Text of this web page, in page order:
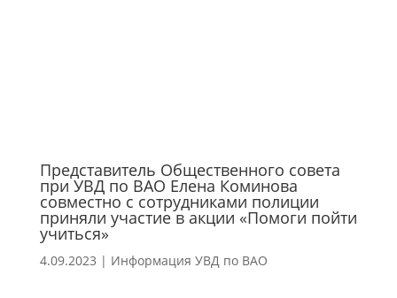
Представитель Общественного совета
при УВД по ВАО Елена Коминова
совместно с сотрудниками полиции
приняли участие в акции «Помоги пойти
учиться»
4.09.2023 | Информация УВД по ВАО